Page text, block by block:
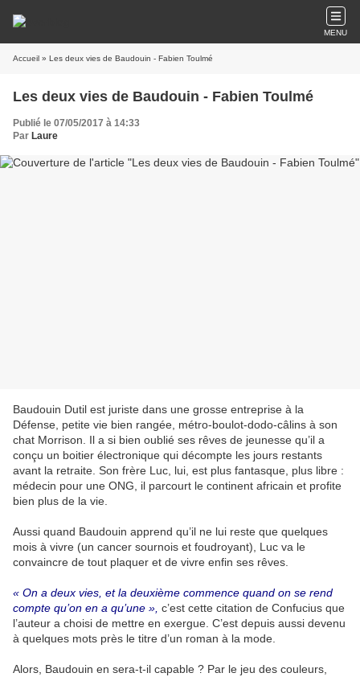
MENU
Accueil » Les deux vies de Baudouin - Fabien Toulmé
Les deux vies de Baudouin - Fabien Toulmé
Publié le 07/05/2017 à 14:33
Par Laure
Baudouin Dutil est juriste dans une grosse entreprise à la
Défense, petite vie bien rangée, métro-boulot-dodo-câlins à son
chat Morrison. Il a si bien oublié ses rêves de jeunesse qu’il a
conçu un boitier électronique qui décompte les jours restants
avant la retraite. Son frère Luc, lui, est plus fantasque, plus libre :
médecin pour une ONG, il parcourt le continent africain et profite
bien plus de la vie.
Aussi quand Baudouin apprend qu’il ne lui reste que quelques
mois à vivre (un cancer sournois et foudroyant), Luc va le
convaincre de tout plaquer et de vivre enfin ses rêves.
« On a deux vies, et la deuxième commence quand on se rend
compte qu’on en a qu’une », c’est cette citation de Confucius que
l’auteur a choisi de mettre en exergue. C’est depuis aussi devenu
à quelques mots près le titre d’un roman à la mode.
Alors, Baudouin en sera-t-il capable ? Par le jeu des couleurs,